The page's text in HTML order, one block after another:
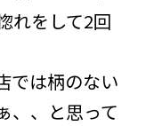
れをして2回
では柄のない
、、と思って